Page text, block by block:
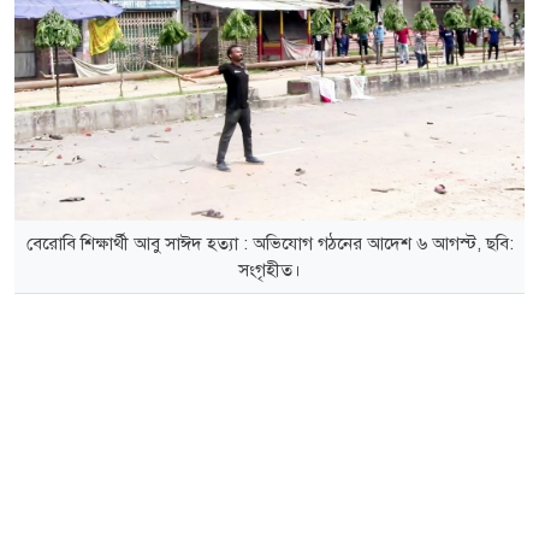
বেরোবি শিক্ষার্থী আবু সাঈদ হত্যা : অভিযোগ গঠনের আদেশ ৬ আগস্ট, ছবি:
সংগৃহীত।